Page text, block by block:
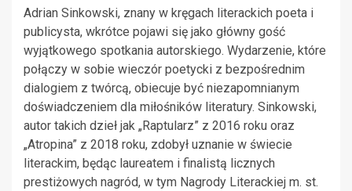
Adrian Sinkowski, znany w kręgach literackich poeta i
publicysta, wkrótce pojawi się jako główny gość
wyjątkowego spotkania autorskiego. Wydarzenie, które
połączy w sobie wieczór poetycki z bezpośrednim
dialogiem z twórcą, obiecuje być niezapomnianym
doświadczeniem dla miłośników literatury. Sinkowski,
autor takich dzieł jak „Raptularz” z 2016 roku oraz
„Atropina” z 2018 roku, zdobył uznanie w świecie
literackim, będąc laureatem i finalistą licznych
prestiżowych nagród, w tym Nagrody Literackiej m. st.